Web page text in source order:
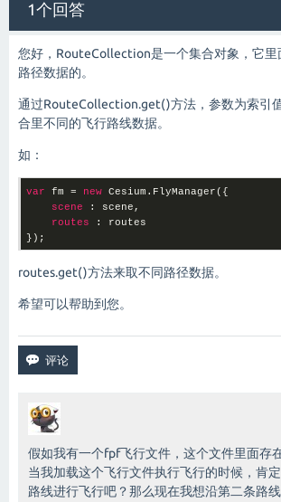
1个回答
您好，RouteCollection是一个集合对象，它里
路径数据的。
通过RouteCollection.get()方法，参数为索引
合里不同的飞行路线数据。
如：
var fm = new Cesium.FlyManager({
scene : scene,
routes : routes
});
routes.get()方法来取不同路径数据。
希望可以帮助到您。
假如我有一个fpf飞行文件，这个文件里面存
当我加载这个飞行文件执行飞行的时候，肯
路线进行飞行吧？那么现在我想沿第二条路